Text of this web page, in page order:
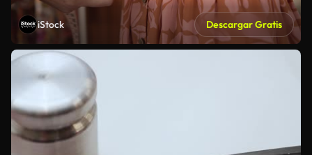
iStock Descargar Gratis